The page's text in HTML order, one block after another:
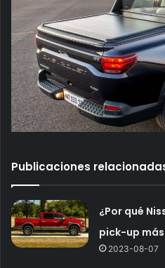
Publicaciones
¿Por qué
pick-up
2023-08-07